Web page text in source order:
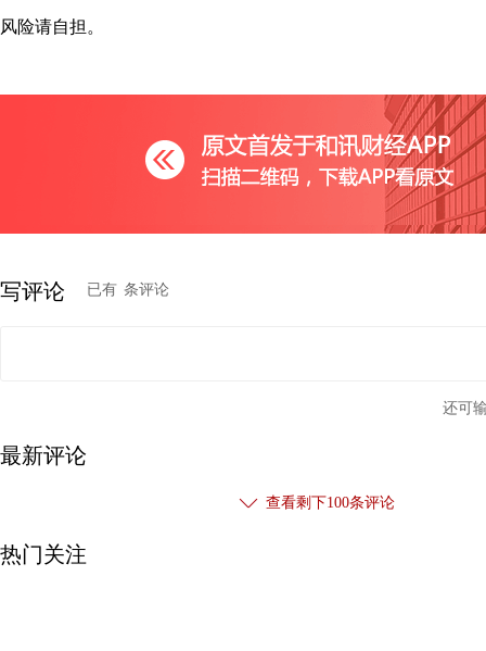
风险请自担。
写评论 已有 条评论
还可
最新评论
查看剩下100条评论
热门关注